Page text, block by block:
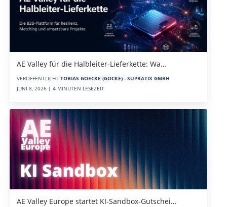
AE Valley für die Halbleiter-Lieferkette: Wa…
VERÖFFENTLICHT TOBIAS GOECKE (GÖCKE) - SUPRATIX GMBH
JUNI 8, 2026 | 4 MINUTEN LESEZEIT
AE Valley Europe startet KI-Sandbox-Gutschei…